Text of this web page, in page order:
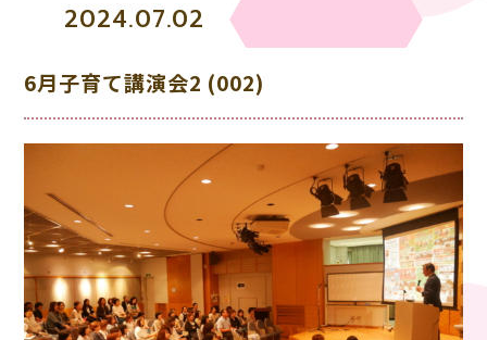
2024.07.02
6月子育て講演会2 (002)